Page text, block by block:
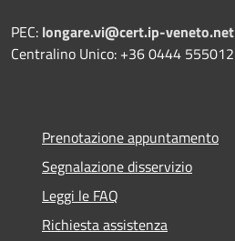
PEC: longare.vi@cert.ip-veneto.net
Centralino Unico: +36 0444 555012
Prenotazione appuntamento
Segnalazione disservizio
Leggi le FAQ
Richiesta assistenza